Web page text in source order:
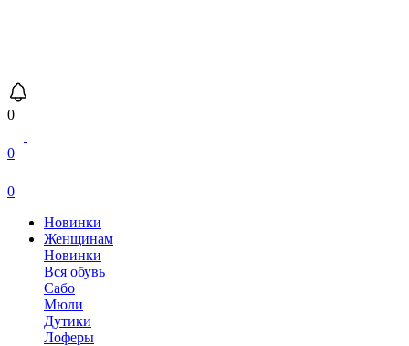
0
0
0
Новинки
Женщинам
Новинки
Вся обувь
Сабо
Мюли
Дутики
Лоферы